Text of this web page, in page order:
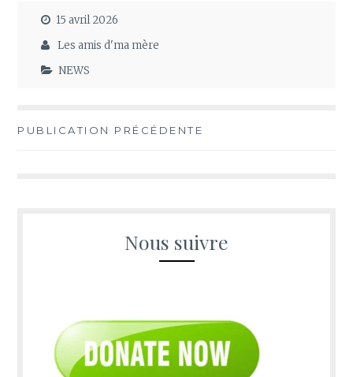
15 avril 2026
Les amis d'ma mère
NEWS
Navigation
PUBLICATION PRÉCÉDENTE
Nous suivre